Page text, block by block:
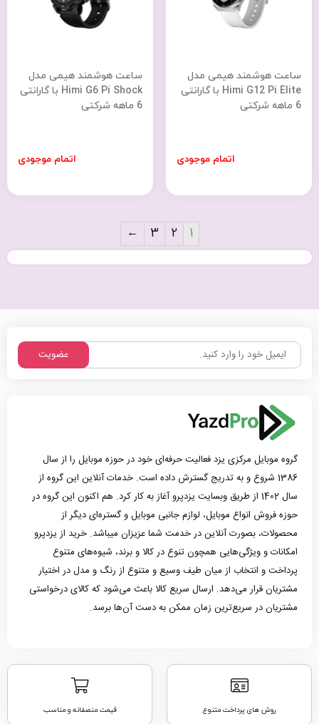
ساعت هوشمند هیمی مدل
Himi G12 Pi Elite با گارانتی
6 ماهه شرکتی
اتمام موجودی
ساعت هوشمند هیمی مدل
Himi G6 Pi Shock با گارانتی
6 ماهه شرکتی
اتمام موجودی
1
2
3
←
عضویت
گروه موبایل مرکزی یزد فعالیت حرفه‌ای خود در حوزه موبایل را از سال
1386 شروع و به تدریج گسترش داده است. خدمات آنلاین این گروه از
سال 1402 از طریق وبسایت یزدپرو آغاز به کار کرد. هم اکنون این گروه در
حوزه فروش انواع موبایل، لوازم جانبی موبایل و گستره‌ای دیگر از
محصولات، بصورت آنلاین در خدمت شما عزیزان میباشد. خرید از یزدپرو
امکانات و ویژگی‌هایی همچون تنوع در کالا و برند، شیوه‌های متنوع
پرداخت و انتخاب از میان طیف وسیع و متنوع از رنگ و مدل در اختیار
مشتریان قرار می‌دهد. ارسال سریع کالا باعث می‌شود که کالای درخواستی
مشتریان در سریع‌ترین زمان ممکن به دست آن‌ها برسد.
روش های پرداخت متنوع قیمت منصفانه و مناسب